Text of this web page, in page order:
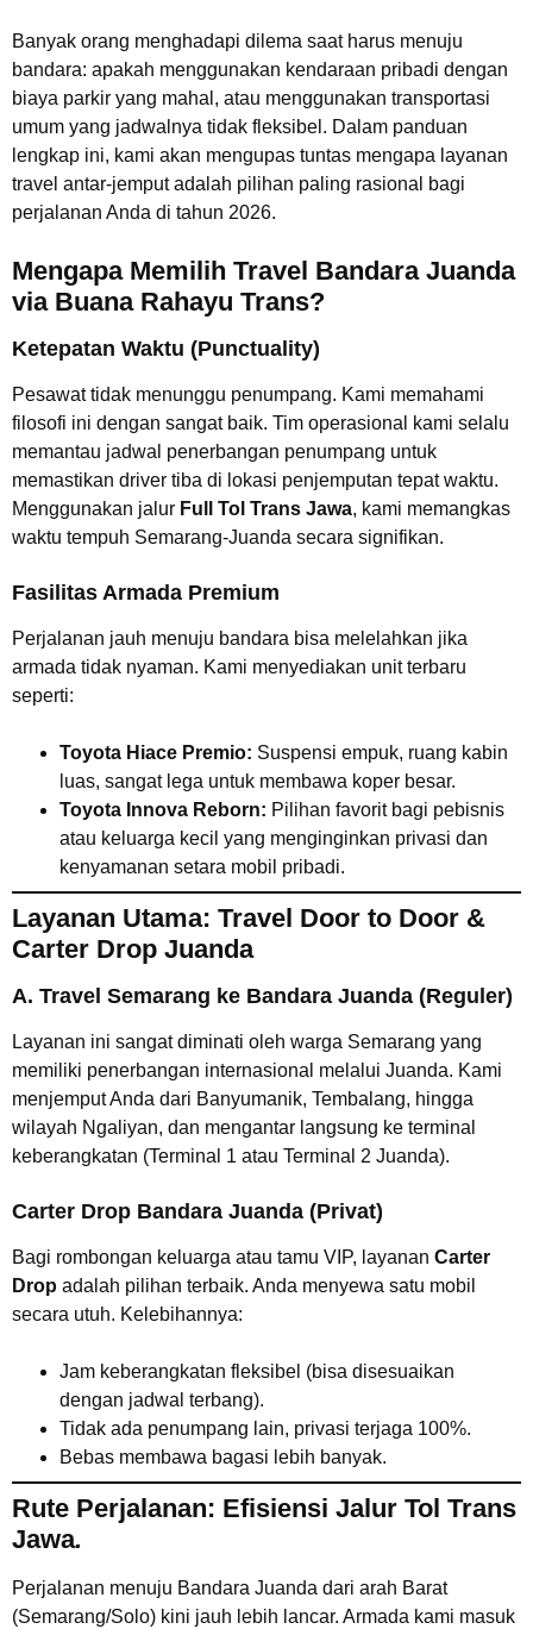
Banyak orang menghadapi dilema saat harus menuju
bandara: apakah menggunakan kendaraan pribadi dengan
biaya parkir yang mahal, atau menggunakan transportasi
umum yang jadwalnya tidak fleksibel. Dalam panduan
lengkap ini, kami akan mengupas tuntas mengapa layanan
travel antar-jemput adalah pilihan paling rasional bagi
perjalanan Anda di tahun 2026.
Mengapa Memilih Travel Bandara Juanda
via Buana Rahayu Trans?
Ketepatan Waktu (Punctuality)
Pesawat tidak menunggu penumpang. Kami memahami
filosofi ini dengan sangat baik. Tim operasional kami selalu
memantau jadwal penerbangan penumpang untuk
memastikan driver tiba di lokasi penjemputan tepat waktu.
Menggunakan jalur Full Tol Trans Jawa, kami memangkas
waktu tempuh Semarang-Juanda secara signifikan.
Fasilitas Armada Premium
Perjalanan jauh menuju bandara bisa melelahkan jika
armada tidak nyaman. Kami menyediakan unit terbaru
seperti:
Toyota Hiace Premio: Suspensi empuk, ruang kabin
luas, sangat lega untuk membawa koper besar.
Toyota Innova Reborn: Pilihan favorit bagi pebisnis
atau keluarga kecil yang menginginkan privasi dan
kenyamanan setara mobil pribadi.
Layanan Utama: Travel Door to Door &
Carter Drop Juanda
A. Travel Semarang ke Bandara Juanda (Reguler)
Layanan ini sangat diminati oleh warga Semarang yang
memiliki penerbangan internasional melalui Juanda. Kami
menjemput Anda dari Banyumanik, Tembalang, hingga
wilayah Ngaliyan, dan mengantar langsung ke terminal
keberangkatan (Terminal 1 atau Terminal 2 Juanda).
Carter Drop Bandara Juanda (Privat)
Bagi rombongan keluarga atau tamu VIP, layanan Carter
Drop adalah pilihan terbaik. Anda menyewa satu mobil
secara utuh. Kelebihannya:
Jam keberangkatan fleksibel (bisa disesuaikan
dengan jadwal terbang).
Tidak ada penumpang lain, privasi terjaga 100%.
Bebas membawa bagasi lebih banyak.
Rute Perjalanan: Efisiensi Jalur Tol Trans
Jawa.
Perjalanan menuju Bandara Juanda dari arah Barat
(Semarang/Solo) kini jauh lebih lancar. Armada kami masuk